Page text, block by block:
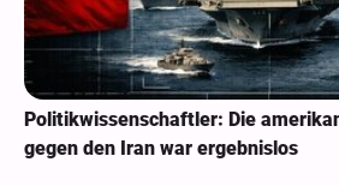
Politikwissenschaftler: Die
gegen den Iran war ergebnislos